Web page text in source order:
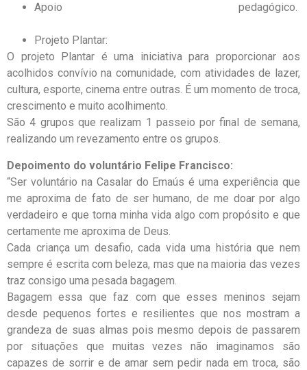
Apoio pedagógico.
Projeto Plantar:
O projeto Plantar é uma iniciativa para proporcionar aos
acolhidos convívio na comunidade, com atividades de lazer,
cultura, esporte, cinema entre outras. É um momento de troca,
crescimento e muito acolhimento.
São 4 grupos que realizam 1 passeio por final de semana,
realizando um revezamento entre os grupos.
Depoimento do voluntário Felipe Francisco:
“Ser voluntário na Casalar do Emaús é uma experiência que
me aproxima de fato de ser humano, de me doar por algo
verdadeiro e que torna minha vida algo com propósito e que
certamente me aproxima de Deus.
Cada criança um desafio, cada vida uma história que nem
sempre é escrita com beleza, mas que na maioria das vezes
traz consigo uma pesada bagagem.
Bagagem essa que faz com que esses meninos sejam
desde pequenos fortes e resilientes que nos mostram a
grandeza de suas almas pois mesmo depois de passarem
por situações que muitas vezes não imaginamos são
capazes de sorrir e de amar sem pedir nada em troca, são